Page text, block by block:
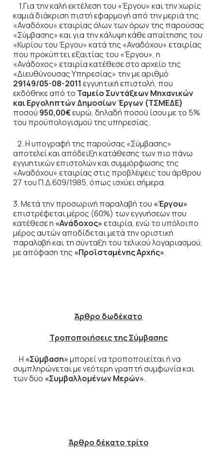
1.Για την καλή εκτέλεση του «Έργου» και την χωρίς
καμιά διάκριση πιστή εφαρμογή από την μεριά της
«Αναδόχου» εταιρίας όλων των όρων της παρούσας
«Σύμβασης» και για την κάλυψη κάθε απαίτησης του
«Κυρίου του Έργου» κατά της «Αναδόχου» εταιρίας
που προκύπτει εξαιτίας του «Έργου», η
«Ανάδοχος» εταιρία κατέθεσε στο αρχείο της
«Διευθύνουσας Υπηρεσίας» την με αριθμό
29149/05-08-2011 εγγυητική επιστολή, που
εκδόθηκε από το Ταμείο Συντάξεων Μηχανικών
και Εργοληπτών Δημοσίων Έργων (ΤΣΜΕΔΕ)
ποσού 950,00€ευρώ, δηλαδή ποσού ίσου με το 5%
του προϋπολογισμού της υπηρεσίας.
2. Η υπογραφή της παρούσας «Σύμβασης»
αποτελεί και απόδειξη κατάθεσης των πιο πάνω
εγγυητικών επιστολών και συμμόρφωσης της
«Αναδόχου» εταιρίας στις προβλέψεις του άρθρου
27 του Π.Δ.609/1985, όπως ισχύει σήμερα.
3. Μετά την προσωρινή παραλαβή του «Έργου»
επιστρέφεται μέρος (60%) των εγγυήσεων που
κατέθεσε η «Ανάδοχος»εταιρία, ενώ το υπόλοιπο
μέρος αυτών αποδίδεται μετά την οριστική
παραλαβή και τη σύνταξη του τελικού λογαριασμού,
με απόφαση της «Προϊσταμένης Αρχής».
Άρθρο δωδέκατο
Τροποποιήσεις της Σύμβασης
Η «Σύμβαση»μπορεί να τροποποιείται ή να
συμπληρώνεται με νεότερη γραπτή συμφωνία και
των δύο «Συμβαλλομένων Μερών».
Άρθρο δέκατο τρίτο